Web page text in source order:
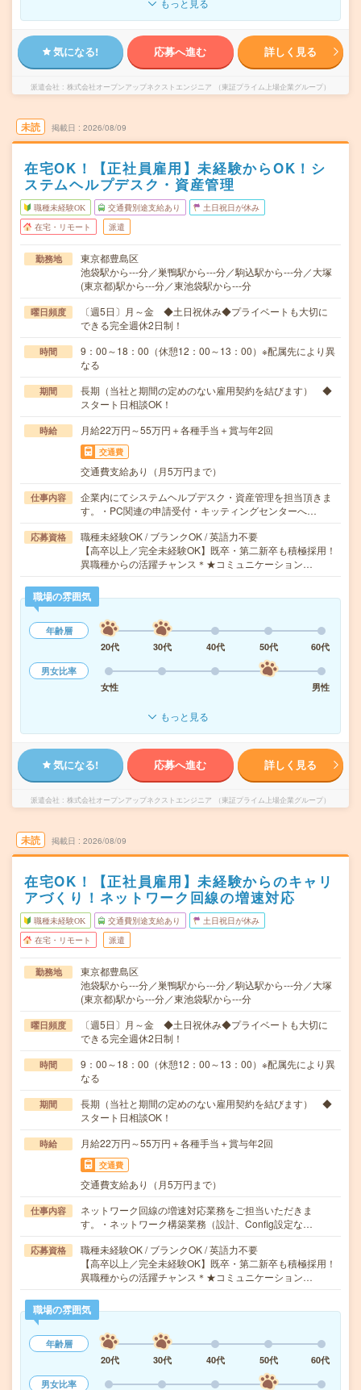
もっと見る
気になる! 応募へ進む 詳しく見る
派遣会社 株式会社オープンアップネクストエンジニア （東証プライム上場企業グループ）
未読 掲載日 2026/08/09
在宅OK！【正社員雇用】未経験からOK！シ
ステムヘルプデスク・資産管理
職種未経験OK 交通費別途支給あり 土日祝日が休み
在宅・リモート 派遣
勤務地
東京都豊島区
池袋駅から---分／巣鴨駅から---分／駒込駅から---分／大塚
(東京都)駅から---分／東池袋駅から---分
曜日頻度
〔週5日〕月～金 ◆土日祝休み◆プライベートも大切に
できる完全週休2日制！
時間
9：00～18：00（休憩12：00～13：00）※配属先により異
なる
期間
長期（当社と期間の定めのない雇用契約を結びます） ◆
スタート日相談OK！
時給 月給22万円～55万円＋各種手当＋賞与年2回
交通費
交通費支給あり（月5万円まで）
仕事内容
企業内にてシステムヘルプデスク・資産管理を担当頂きま
す。・PC関連の申請受付・キッティングセンターへ…
応募資格
職種未経験OK / ブランクOK / 英語力不要
【高卒以上／完全未経験OK】既卒・第二新卒も積極採用！
異職種からの活躍チャンス＊★コミュニケーション…
職場の雰囲気
年齢層
20代
30代 40代 50代
60代
男女比率
女性
男性
もっと見る
気になる! 応募へ進む 詳しく見る
派遣会社 株式会社オープンアップネクストエンジニア （東証プライム上場企業グループ）
未読 掲載日 2026/08/09
在宅OK！【正社員雇用】未経験からのキャリ
アづくり！ネットワーク回線の増速対応
職種未経験OK 交通費別途支給あり 土日祝日が休み
在宅・リモート 派遣
勤務地
東京都豊島区
池袋駅から---分／巣鴨駅から---分／駒込駅から---分／大塚
(東京都)駅から---分／東池袋駅から---分
曜日頻度
〔週5日〕月～金 ◆土日祝休み◆プライベートも大切に
できる完全週休2日制！
時間
9：00～18：00（休憩12：00～13：00）※配属先により異
なる
期間
長期（当社と期間の定めのない雇用契約を結びます） ◆
スタート日相談OK！
時給 月給22万円～55万円＋各種手当＋賞与年2回
交通費
交通費支給あり（月5万円まで）
仕事内容
ネットワーク回線の増速対応業務をご担当いただきま
す。・ネットワーク構築業務（設計、Config設定な…
応募資格
職種未経験OK / ブランクOK / 英語力不要
【高卒以上／完全未経験OK】既卒・第二新卒も積極採用！
異職種からの活躍チャンス＊★コミュニケーション…
職場の雰囲気
年齢層
20代
30代 40代 50代
60代
男女比率